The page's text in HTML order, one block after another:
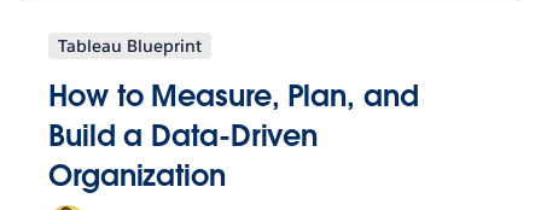
Tableau Blueprint
How to Measure, Plan, and
Build a Data-Driven
Organization